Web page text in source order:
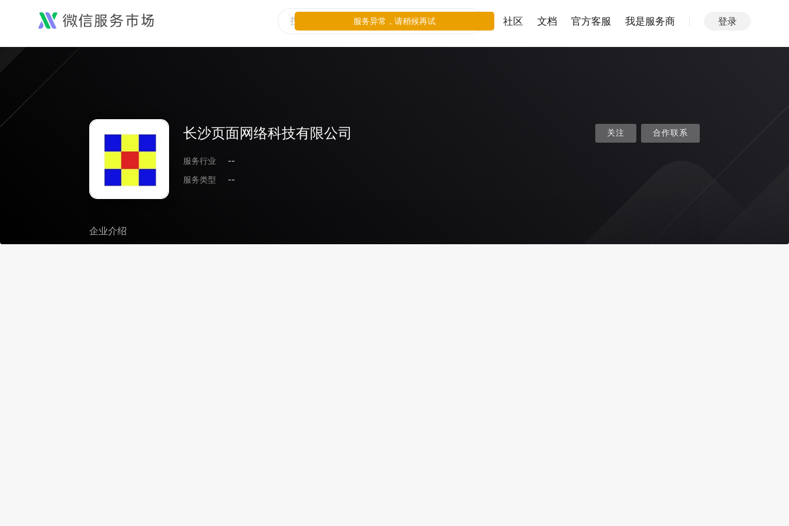
社区 文档 官方客服 我是服务商 登录
长沙页面网络科技有限公司
服务行业
--
服务类型
--
关注 合作联系
企业介绍
服务异常，请稍候再试